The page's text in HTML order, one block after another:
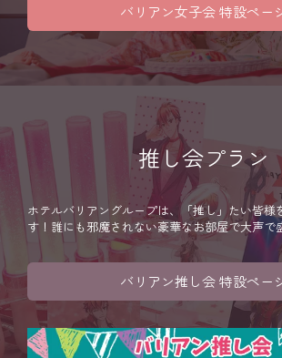
バリアン女子会 特設ペー
推し会プラン
ホテルバリアングループは、「推し」たい皆様
す！誰にも邪魔されない豪華なお部屋で大声で
バリアン推し会 特設ペー